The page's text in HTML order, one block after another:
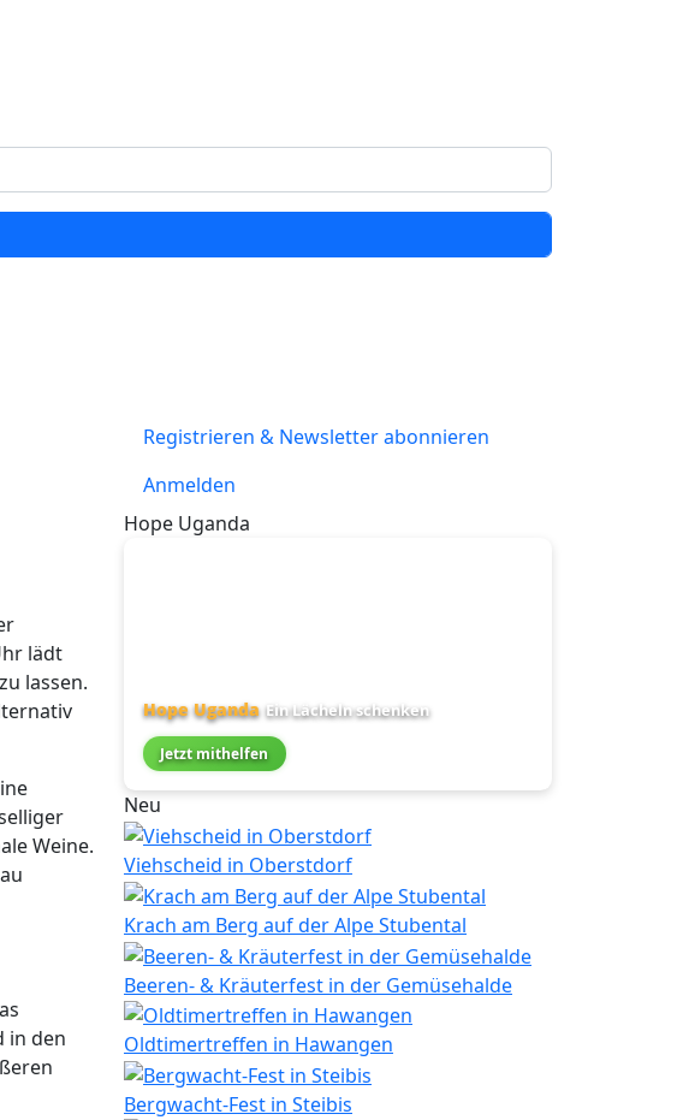
lädt
lassen.
Weine.
in den
Registrieren & Newsletter abonnieren
Anmelden
Hope Uganda
Hope Uganda Ein Lächeln schenken
Jetzt mithelfen
Neu
Viehscheid in Oberstdorf
Krach am Berg auf der Alpe Stubental
Beeren- & Kräuterfest in der Gemüsehalde
Oldtimertreffen in Hawangen
Bergwacht-Fest in Steibis